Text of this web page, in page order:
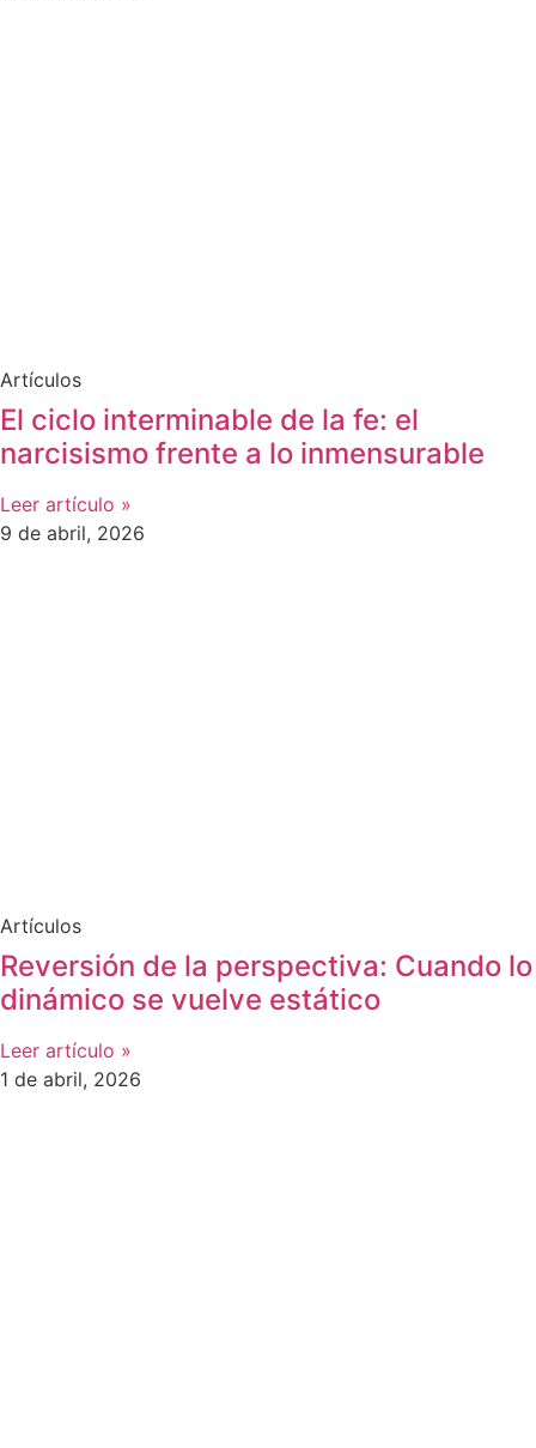
Artículos
El ciclo interminable de la fe: el
narcisismo frente a lo inmensurable
Leer artículo »
9 de abril, 2026
Artículos
Reversión de la perspectiva: Cuando lo
dinámico se vuelve estático
Leer artículo »
1 de abril, 2026